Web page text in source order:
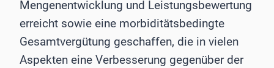
Mengenentwicklung und Leistungsbewertung
erreicht sowie eine morbiditätsbedingte
Gesamtvergütung geschaffen, die in vielen
Aspekten eine Verbesserung gegenüber der